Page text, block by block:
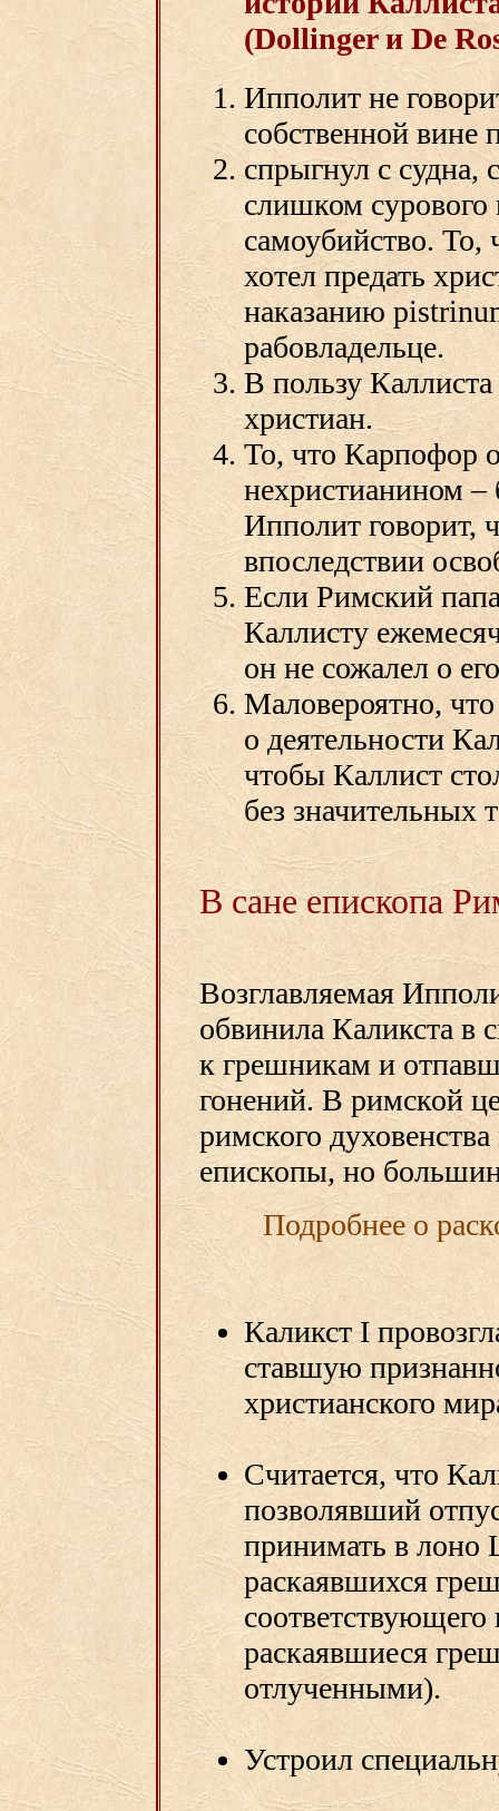
(Dollinger и De
Ипполит не
собственной вине
спрыгнул с судна,
слишком сурового
самоубийство.
хотел предать
наказанию
рабовладельце.
В пользу Каллиста
христиан.
То, что Карпофор
нехристианином –
Ипполит говорит,
впоследствии
Если Римский
Каллисту
он не сожалел о
Маловероятно,
о деятельности
чтобы Каллист
без значительных
В сане епископа
Возглавляемая
обвинила Каликста в
к грешникам и
гонений. В римской
римского
епископы, но
Подробнее о
Каликст I
ставшую
христианского
Считается, что
позволявший
принимать в лоно
раскаявшихся
раскаявшиеся
отлученными).
Устроил